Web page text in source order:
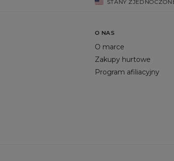
STANY
O NAS
O marce
Zakupy hurtowe
Program afiliacyjny